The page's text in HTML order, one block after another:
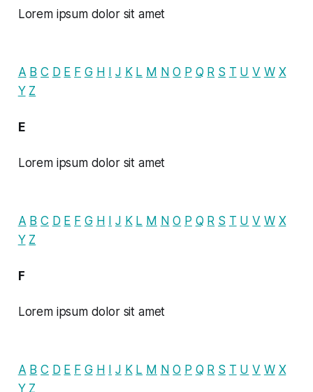
Lorem ipsum dolor sit amet
A B C D E F G H J K L M N O P Q R S T U V W X
Y Z
E
Lorem ipsum dolor sit amet
A B C D E F G H J K L M N O P Q R S T U V W X
Y Z
F
Lorem ipsum dolor sit amet
A B C D E F G H J K L M N O P Q R S T U V W X
Y Z